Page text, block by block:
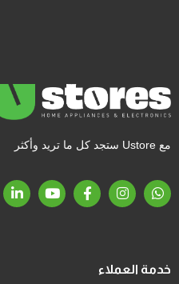
مع Ustore ستجد كل ما تريد وأكثر
خدمة العملاء